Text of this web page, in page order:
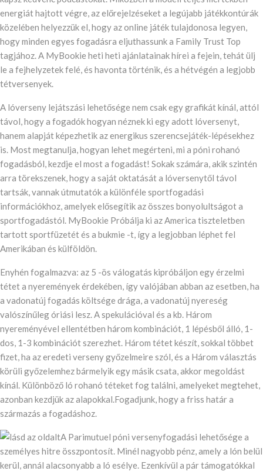
energiát hajtott végre, az előrejelzéseket a legújabb játékkontúrák
közelében helyezzük el, hogy az online játék tulajdonosa legyen,
hogy minden egyes fogadásra eljuthassunk a Family Trust Top
tagjához. A MyBookie heti heti ajánlatainak hírei a fejein, tehát ülj
le a fejhelyzetek felé, és havonta történik, és a hétvégén a legjobb
tétversenyek.
A lóverseny lejátszási lehetősége nem csak egy grafikát kínál, attól
távol, hogy a fogadók hogyan néznek ki egy adott lóversenyt,
hanem alapját képezhetik az energikus szerencsejáték-lépésekhez
is. Most megtanulja, hogyan lehet megérteni, mi a póni rohanó
fogadásból, kezdje el most a fogadást! Sokak számára, akik szintén
arra törekszenek, hogy a saját oktatását a lóversenytől távol
tartsák, vannak útmutatók a különféle sportfogadási
információkhoz, amelyek elősegítik az összes bonyolultságot a
sportfogadástól. MyBookie Próbálja ki az America tiszteletben
tartott sportfüzetét és a bukmie -t, így a legjobban léphet fel
Amerikában és külföldön.
Enyhén fogalmazva: az 5 -ös válogatás kipróbáljon egy érzelmi
tétet a nyeremények érdekében, így valójában abban az esetben, ha
a vadonatúj fogadás költsége drága, a vadonatúj nyereség
valószínűleg óriási lesz. A spekulációval és a kb. Három
nyereményével ellentétben három kombinációt, 1 lépésből álló, 1-
dos, 1-3 kombinációt szerezhet. Három tétet készít, sokkal többet
fizet, ha az eredeti verseny győzelmeire szól, és a Három választás
körüli győzelemhez bármelyik egy másik csata, akkor megoldást
kínál. Különböző ló rohanó téteket fog találni, amelyeket megtehet,
azonban kezdjük az alapokkal.Fogadjunk, hogy a friss határ a
származás a fogadáshoz.
A Parimutuel póni versenyfogadási lehetősége a
személyes hitre összpontosít. Minél nagyobb pénz, amely a lón belül
kerül, annál alacsonyabb a ló esélye. Ezenkívül a pár támogatókkal